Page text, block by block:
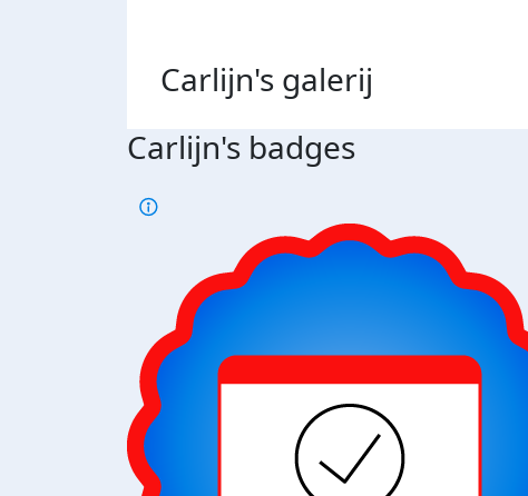
Carlijn's galerij
Carlijn's badges